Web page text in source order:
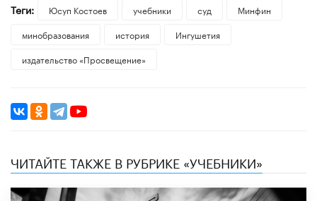
Теги: Юсуп Костоев учебники суд
Минфин
минобразования
история
Ингушетия
издательство «Просвещение»
ЧИТАЙТЕ ТАКЖЕ В РУБРИКЕ «УЧЕБНИКИ»